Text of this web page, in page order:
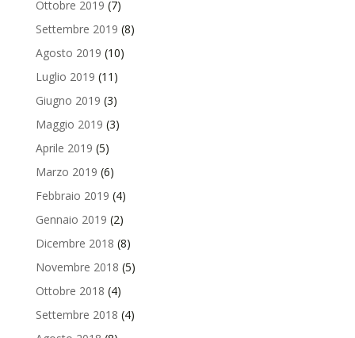
Ottobre 2019 (7)
Settembre 2019 (8)
Agosto 2019 (10)
Luglio 2019 (11)
Giugno 2019 (3)
Maggio 2019 (3)
Aprile 2019 (5)
Marzo 2019 (6)
Febbraio 2019 (4)
Gennaio 2019 (2)
Dicembre 2018 (8)
Novembre 2018 (5)
Ottobre 2018 (4)
Settembre 2018 (4)